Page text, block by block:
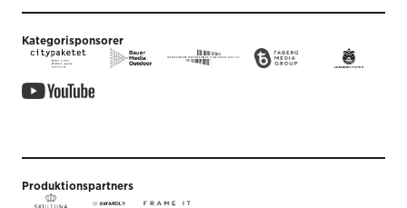
Kategorisponsorer
Produktionspartners